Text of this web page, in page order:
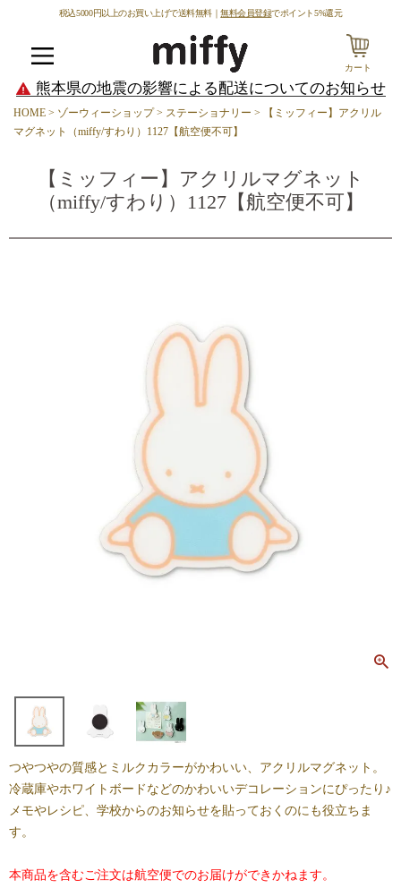
税込5000円以上のお買い上げで送料無料｜無料会員登録でポイント5%還元
カート
熊本県の地震の影響による配送についてのお知らせ
HOME ゾーウィーショップ ステーショナリー
【ミッフィー】アクリル
マグネット（miffy/すわり）1127【航空便不可】
【ミッフィー】アクリルマグネット
（miffy/すわり）1127【航空便不可】
つやつやの質感とミルクカラーがかわいい、アクリルマグネット。
冷蔵庫やホワイトボードなどのかわいいデコレーションにぴったり♪
メモやレシピ、学校からのお知らせを貼っておくのにも役立ちま
す。
本商品を含むご注文は航空便でのお届けができかねます。